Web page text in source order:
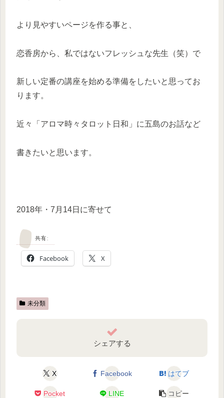
より見やすいページを作る事と、
恋香房から、私ではないフレッシュな先生（笑）で
新しい定番の講座を始める準備をしたいと思ってお
ります。
近々「アロマ時々タロット日和」に五島のお話など
書きたいと思います。
2018年・7月14日に寄せて
共有:
Facebook X
未分類
シェアする
X Facebook はてブ
Pocket LINE コピー